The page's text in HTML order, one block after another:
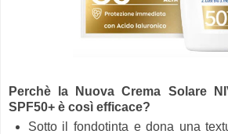
Perchè la Nuova Crema Solare
SPF50+ è così efficace?
Sotto il fondotinta e dona una